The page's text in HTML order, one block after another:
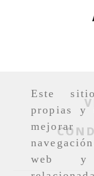
Este
propias y
web y